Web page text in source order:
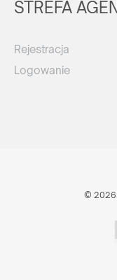
STREFA
Rejestracja
Logowanie
© 2026